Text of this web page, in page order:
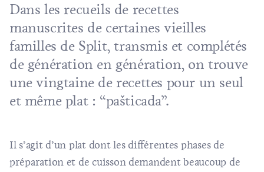
Dans les recueils de recettes
manuscrites de certaines vieilles
familles de Split, transmis et complétés
de génération en génération, on trouve
une vingtaine de recettes pour un seul
et même plat : “pašticada”.
Il s’agit d’un plat dont les différentes phases de
préparation et de cuisson demandent beaucoup de